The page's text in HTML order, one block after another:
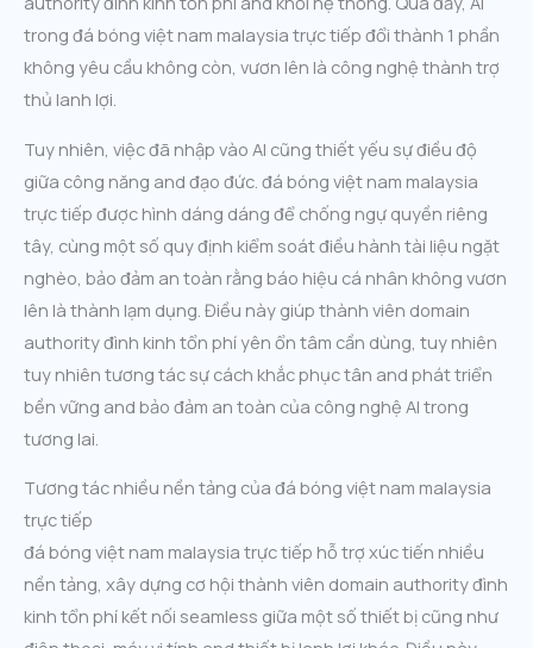
trong đá bóng việt nam malaysia trực tiếp đổi thành 1 phần
không yêu cầu không còn, vươn lên là công nghệ thành trợ
thủ lanh lợi.
Tuy nhiên, việc đã nhập vào AI cũng thiết yếu sự điều độ
giữa công năng and đạo đức. đá bóng việt nam malaysia
trực tiếp được hình dáng dáng để chống ngự quyền riêng
tây, cùng một số quy định kiểm soát điều hành tài liệu ngặt
nghèo, bảo đảm an toàn rằng báo hiệu cá nhân không vươn
lên là thành lạm dụng. Điều này giúp thành viên domain
authority đình kinh tổn phí yên ổn tâm cần dùng, tuy nhiên
tuy nhiên tương tác sự cách khắc phục tân and phát triển
bền vững and bảo đảm an toàn của công nghệ AI trong
tương lai.
Tương tác nhiều nền tảng của đá bóng việt nam malaysia
trực tiếp
đá bóng việt nam malaysia trực tiếp hỗ trợ xúc tiến nhiều
nền tảng, xây dựng cơ hội thành viên domain authority đình
kinh tổn phí kết nối seamless giữa một số thiết bị cũng như